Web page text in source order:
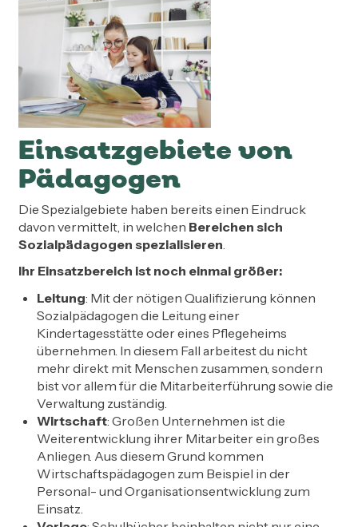
Einsatzgebiete von
Pädagogen
Die Spezialgebiete haben bereits einen Eindruck
davon vermittelt, in welchen Bereichen sich
Sozialpädagogen spezialisieren
Ihr Einsatzbereich ist noch einmal größer:
Leitung: Mit der nötigen Qualifizierung können
Sozialpädagogen die Leitung einer
Kindertagesstätte oder eines Pflegeheims
übernehmen. In diesem Fall arbeitest du nicht
mehr direkt mit Menschen zusammen, sondern
bist vor allem für die Mitarbeiterführung sowie die
Verwaltung zuständig.
Wirtschaft: Großen Unternehmen ist die
Weiterentwicklung ihrer Mitarbeiter ein großes
Anliegen. Aus diesem Grund kommen
Wirtschaftspädagogen zum Beispiel in der
Personal- und Organisationsentwicklung zum
Einsatz.